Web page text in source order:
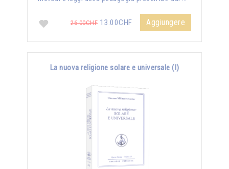
26.00CHF 13.00CHF Aggiungere
La nuova religione solare e universale (I)